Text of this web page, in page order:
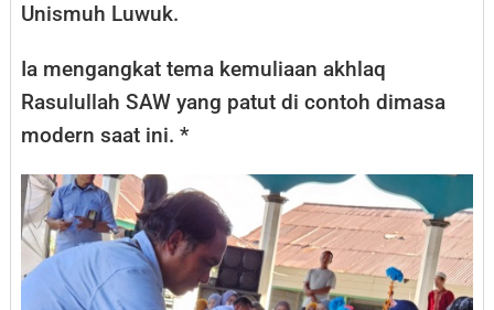
Unismuh Luwuk.
Ia mengangkat tema kemuliaan akhlaq
Rasulullah SAW yang patut di contoh dimasa
modern saat ini. *